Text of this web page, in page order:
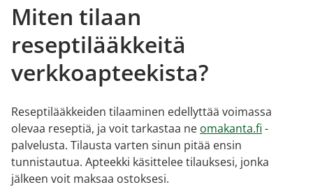
Miten tilaan
reseptilääkkeitä
verkkoapteekista?
Reseptilääkkeiden tilaaminen edellyttää voimassa
olevaa reseptiä, ja voit tarkastaa ne omakanta.fi -
palvelusta. Tilausta varten sinun pitää ensin
tunnistautua. Apteekki käsittelee tilauksesi, jonka
jälkeen voit maksaa ostoksesi.